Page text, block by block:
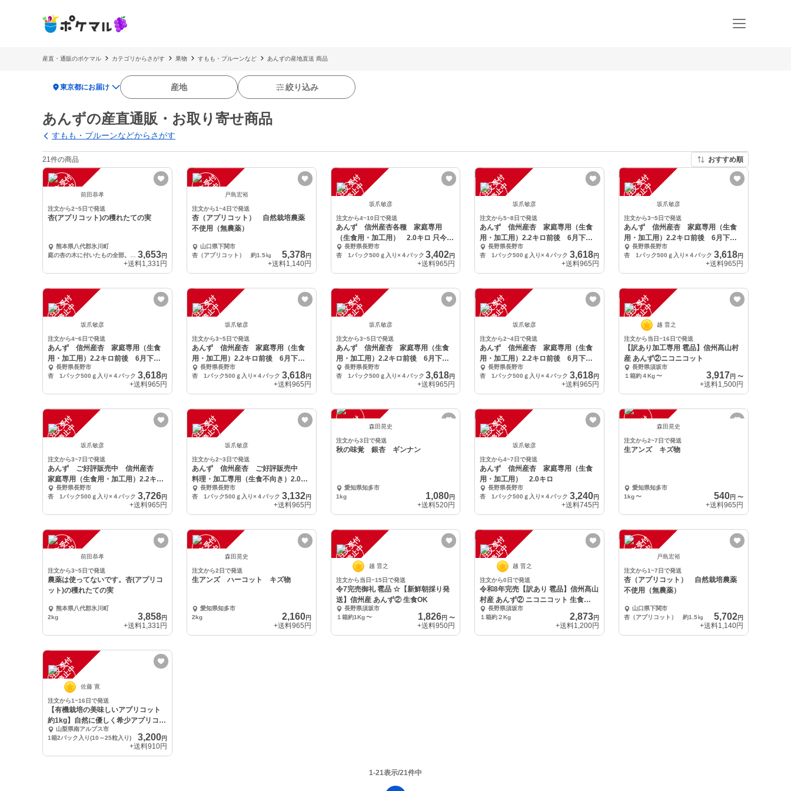
産直・通販のポケマル カテゴリからさがす 果物 すもも・プルーンなど あんずの産地直送 商品
location_on東京都にお届け 産地 絞り込み
あんずの産直通販・お取り寄せ商品
すもも・プルーンなどからさがす
21件の商品 おすすめ順
注
文
受
付
停
止
中 前田恭孝
注文から2~5日で発送
杏(アプリコット)の穫れたての実
熊本県八代郡氷川町
3,653円
+送料1,331円
注
文
受
付
停
止
中 戸島宏裕
注文から1~4日で発送
杏（アプリコット） 自然栽培農薬
不使用（無農薬）
山口県下関市
杏（アプリコット） 約1.5㎏
5,378円
+送料1,140円
注
文
受
付
停
止
中
坂爪敏彦
注文から4~10日で発送
あんず 信州産杏各種 家庭専用
（生食用・加工用） 2.0キロ 只今収
穫発送中
長野県長野市
杏 1パック500ｇ入り×４パック 3,402円
+送料965円
注
文
受
付
停
止
中
坂爪敏彦
注文から5~8日で発送
あんず 信州産杏 家庭専用（生食
用・加工用）2.2キロ前後 6月下旬
より収穫
長野県長野市
杏 1パック500ｇ入り×４パック 3,618円
+送料965円
注
文
受
付
停
止
中
坂爪敏彦
注文から3~5日で発送
あんず 信州産杏 家庭専用（生食
用・加工用）2.2キロ前後 6月下旬
より収穫
長野県長野市
杏 1パック500ｇ入り×４パック 3,618円
+送料965円
注
文
受
付
停
止
中
坂爪敏彦
注文から4~6日で発送
あんず 信州産杏 家庭専用（生食
用・加工用）2.2キロ前後 6月下旬
より収穫
長野県長野市
杏 1パック500ｇ入り×４パック 3,618円
+送料965円
注
文
受
付
停
止
中
坂爪敏彦
注文から3~5日で発送
あんず 信州産杏 家庭専用（生食
用・加工用）2.2キロ前後 6月下旬
より収穫
長野県長野市
杏 1パック500ｇ入り×４パック 3,618円
+送料965円
注
文
受
付
停
止
中
坂爪敏彦
注文から3~5日で発送
あんず 信州産杏 家庭専用（生食
用・加工用）2.2キロ前後 6月下旬
より収穫
長野県長野市
杏 1パック500ｇ入り×４パック 3,618円
+送料965円
注
文
受
付
停
止
中
坂爪敏彦
注文から2~4日で発送
あんず 信州産杏 家庭専用（生食
用・加工用）2.2キロ前後 6月下旬
より収穫
長野県長野市
杏 1パック500ｇ入り×４パック 3,618円
+送料965円
注
文
受
付
停
止
中
越 晋之
注文から当日~16日で発送
【訳あり加工専用 雹品】信州髙山村
産 あんず②ニコニコット
長野県須坂市
１箱約４Kg〜 3,917円 〜
+送料1,500円
注
文
受
付
停
止
中
坂爪敏彦
注文から3~7日で発送
あんず ご好評販売中 信州産杏
家庭専用（生食用・加工用）2.2キロ
前後
長野県長野市
杏 1パック500ｇ入り×４パック 3,726円
+送料965円
注
文
受
付
停
止
中
坂爪敏彦
注文から2~3日で発送
あんず 信州産杏 ご好評販売中
料理・加工専用（生食不向き）2.0キ
ロ前後
長野県長野市
杏 1パック500ｇ入り×４パック 3,132円
+送料965円
注
文
受
付
停
止
中 森田晃史
注文から3日で発送
秋の味覚 銀杏 ギンナン
愛知県知多市
1kg
1,080円
+送料520円
注
文
受
付
停
止
中
坂爪敏彦
注文から4~7日で発送
あんず 信州産杏 家庭専用（生食
用・加工用） 2.0キロ
長野県長野市
杏 1パック500ｇ入り×４パック 3,240円
+送料745円
注
文
受
付
停
止
中 森田晃史
注文から2~7日で発送
生アンズ キズ物
愛知県知多市
1kg〜 540円 〜
+送料965円
注
文
受
付
停
止
中 前田恭孝
注文から3~5日で発送
農薬は使ってないです。杏(アプリコ
ット)の穫れたての実
熊本県八代郡氷川町
2kg
3,858円
+送料1,331円
注
文
受
付
停
止
中 森田晃史
注文から2日で発送
生アンズ ハーコット キズ物
愛知県知多市
2kg
2,160円
+送料965円
注
文
受
付
停
止
中
越 晋之
注文から当日~15日で発送
令7完売御礼 雹品 ☆【新鮮朝採り発
送】信州産 あんず② 生食OK
長野県須坂市
１箱約1Kg 〜 1,826円〜
+送料950円
注
文
受
付
停
止
中
越 晋之
注文から0日で発送
令和8年完売【訳あり 雹品】信州髙山
村産 あんず② ニコニコット 生食
OK！長野県須坂市
１箱約２Kg
2,873円
+送料1,200円
注
文
受
付
停
止
中 戸島宏裕
注文から1~7日で発送
杏（アプリコット） 自然栽培農薬
不使用（無農薬）
山口県下関市
杏（アプリコット） 約1.5㎏
5,702円
+送料1,140円
注
文
受
付
停
止
中
佐藤 寛
注文から1~16日で発送
【有機栽培の美味しいアプリコット
約1kg】自然に優しく希少アプリコッ
ト(15～2
山梨県南アルプス市
1箱2パック入り(10～25粒入り)
3,200円
+送料910円
1-21表示/21件中